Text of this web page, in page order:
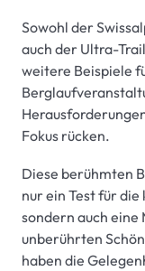
Sowohl der
auch der Ultra-
weitere Beispiele
Fokus rücken.
Diese berühmten
nur ein Test für
sondern auch
unberührten
haben die